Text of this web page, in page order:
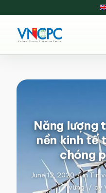
Năng lượng
nền kinh tế
chóng
June 12, 2020 / inTin
vững / by